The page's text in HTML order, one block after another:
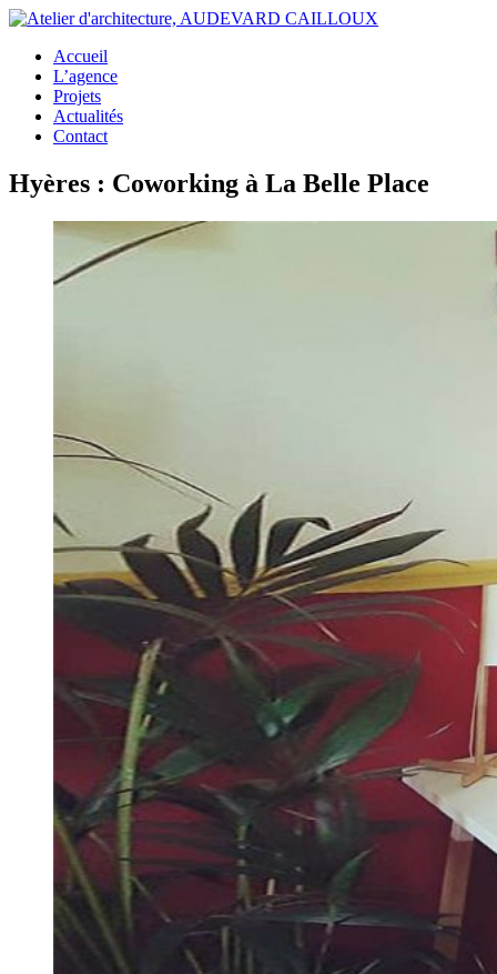
Accueil
L’agence
Projets
Actualités
Contact
Hyères : Coworking à La Belle Place